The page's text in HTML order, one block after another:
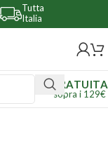
Tutta
Italia
GRATUITA
sopra i 129€